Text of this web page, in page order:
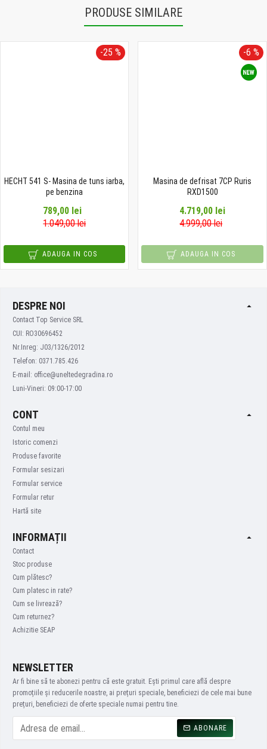
PRODUSE SIMILARE
-25 %
HECHT 541 S- Masina de tuns iarba,
pe benzina
789,00 lei
1.049,00 lei
ADAUGA IN COS
-6 %
Masina de defrisat 7CP Ruris
RXD1500
4.719,00 lei
4.999,00 lei
ADAUGA IN COS
DESPRE NOI
Contact Top Service SRL
CUI: RO30696452
Nr.Inreg: J03/1326/2012
Telefon: 0371.785.426
E-mail: office@uneltedegradina.ro
Luni-Vineri: 09:00-17:00
CONT
Contul meu
Istoric comenzi
Produse favorite
Formular sesizari
Formular service
Formular retur
Hartă site
INFORMAȚII
Contact
Stoc produse
Cum plătesc?
Cum platesc in rate?
Cum se livrează?
Cum returnez?
Achizitie SEAP
NEWSLETTER
Ar fi bine să te abonezi pentru că este gratuit. Ești primul care află despre
promoțiile și reducerile noastre, ai prețuri speciale, beneficiezi de cele mai bune
prețuri, beneficiezi de oferte speciale numai pentru tine.
ABONARE